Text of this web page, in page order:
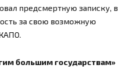
предсмертную записку, в
за свою возможную
большим государствам»